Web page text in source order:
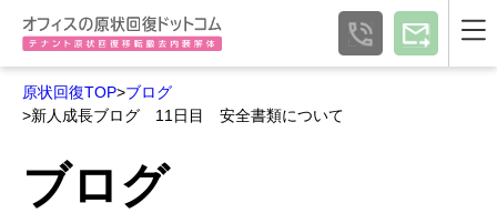
原状回復TOP>ブログ
>新人成長ブログ 11日目 安全書類について
ブログ